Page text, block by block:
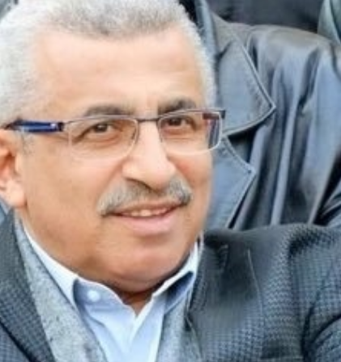
المهندس محمد زهير السعودي يستقبل المختارين بعاصيري والبيلاني
مقدمات نشرات الأخبار المسائية في لبنان ليوم السبت 8-8-2026
خرق إسرائيلي في زوطر الغربية وساتر ترابي قبالة آخر نقطة للجيش
روابط القطاع العام : إضراب الاثنين احتجاجا على تقسيط المفعول
خلفيات توقيف السفير الفلسطيني السابق أشرف دبور: تداخل السياسة
حراك ديبلوماسي للتجديد لـ اليونيفيل .. مسؤول غربي يُحذّر من الفراغ